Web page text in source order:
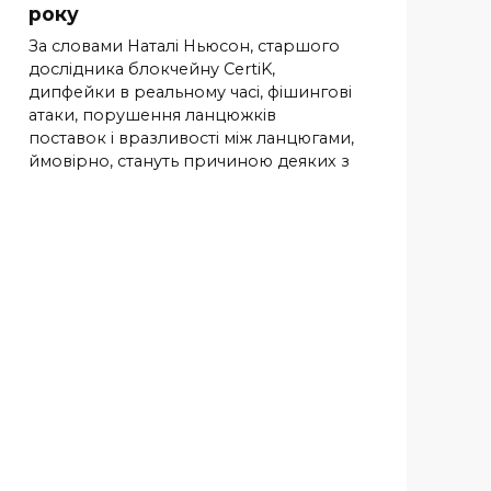
року
За словами Наталі Ньюсон, старшого
дослідника блокчейну CertiK,
дипфейки в реальному часі, фішингові
атаки, порушення ланцюжків
поставок і вразливості між ланцюгами,
ймовірно, стануть причиною деяких з